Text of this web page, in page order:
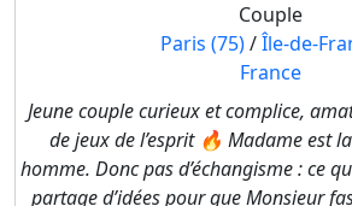
Couple
Paris (75)/Île-de-
France
Jeune couple curieux et complice,
de jeux de l’esprit 🔥 Madame est
homme. Donc pas d’échangisme : ce
partage d’idées pour que Monsieur